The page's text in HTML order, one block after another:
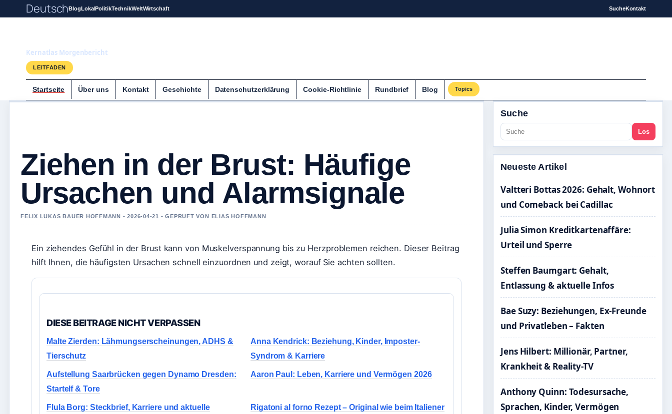
DeutschBlogLokalPolitikTechnikWeltWirtschaft SucheKontakt
Kernatlas Morgenbericht
LEITFADEN
Startseite Über uns Kontakt Geschichte Datenschutzerklärung Cookie-Richtlinie Rundbrief Blog Topics
Ziehen in der Brust: Häufige
Ursachen und Alarmsignale
FELIX LUKAS BAUER HOFFMANN • 2026-04-21 • GEPRUFT VON ELIAS HOFFMANN
Ein ziehendes Gefühl in der Brust kann von Muskelverspannung bis zu Herzproblemen reichen. Dieser Beitrag
hilft Ihnen, die häufigsten Ursachen schnell einzuordnen und zeigt, worauf Sie achten sollten.
DIESE BEITRAGE NICHT VERPASSEN
Malte Zierden: Lähmungserscheinungen, ADHS &
Tierschutz
Anna Kendrick: Beziehung, Kinder, Imposter-
Syndrom & Karriere
Aufstellung Saarbrücken gegen Dynamo Dresden:
Startelf & Tore
Aaron Paul: Leben, Karriere und Vermögen 2026
Flula Borg: Steckbrief, Karriere und aktuelle
Rigatoni al forno Rezept – Original wie beim Italiener
Suche
Los
Neueste Artikel
Valtteri Bottas 2026: Gehalt, Wohnort
und Comeback bei Cadillac
Julia Simon Kreditkartenaffäre:
Urteil und Sperre
Steffen Baumgart: Gehalt,
Entlassung & aktuelle Infos
Bae Suzy: Beziehungen, Ex-Freunde
und Privatleben – Fakten
Jens Hilbert: Millionär, Partner,
Krankheit & Reality-TV
Anthony Quinn: Todesursache,
Sprachen, Kinder, Vermögen